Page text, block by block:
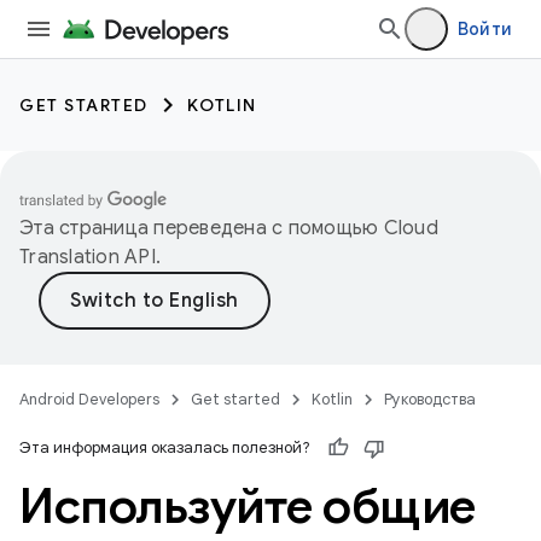
Войти
GET STARTED KOTLIN
Эта страница переведена с помощью Cloud
Translation API.
Android Developers Get started Kotlin Руководства
Эта информация оказалась полезной?
Используйте общие